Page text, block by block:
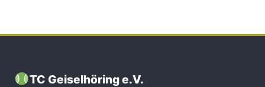
TC Geiselhöring e.V.